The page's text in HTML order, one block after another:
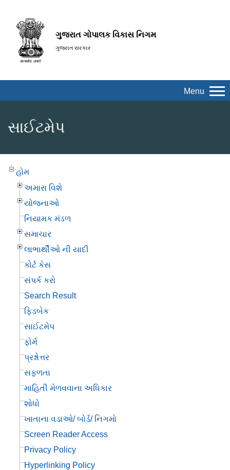
ગુજરાત ગોપાલક વિકાસ નિગમ
ગુજરાત સરકાર
Menu
સાઈટમેપ
હોમ
અમારા વિશે
યોજનાઓ
નિયામક મંડળ
સમાચાર
લાભાર્થીઓ ની યાદી
કોર્ટ કેસ
સંપર્ક કરો
Search Result
ફિડબેક
સાઈટમેપ
ફોર્મ
પ્રશ્નોત્તર
સફળતા
માહિતી મેળવવાના અધિકાર
શોધો
ખાતાના વડાઓ/ બોર્ડ/ નિગમો
Screen Reader Access
Privacy Policy
Hyperlinking Policy